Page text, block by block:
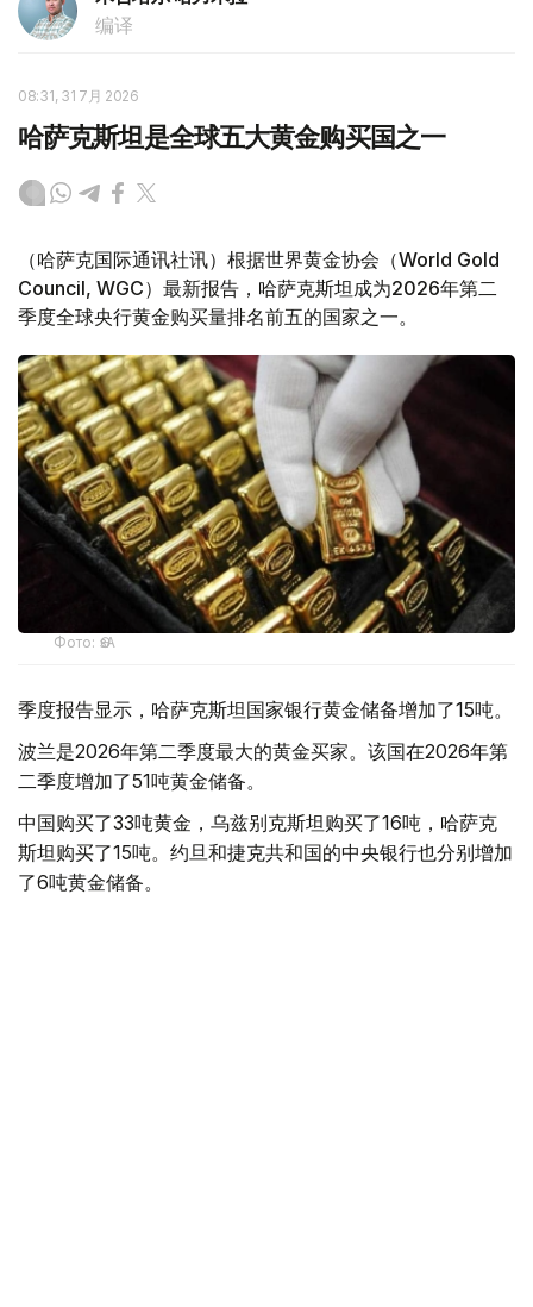
编译
08:31, 31 7月 2026
哈萨克斯坦是全球五大黄金购买国之一
（哈萨克国际通讯社讯）根据世界黄金协会（World Gold
Council, WGC）最新报告，哈萨克斯坦成为2026年第二
季度全球央行黄金购买量排名前五的国家之一。
Фото: ӨзА
季度报告显示，哈萨克斯坦国家银行黄金储备增加了15吨。
波兰是2026年第二季度最大的黄金买家。该国在2026年第
二季度增加了51吨黄金储备。
中国购买了33吨黄金，乌兹别克斯坦购买了16吨，哈萨克
斯坦购买了15吨。约旦和捷克共和国的中央银行也分别增加
了6吨黄金储备。